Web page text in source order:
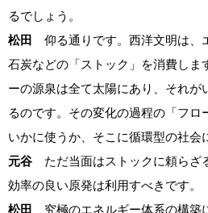
るでしょう。
松田 仰る通りです。西洋文明は、
石炭などの「ストック」を消費しま
ーの源泉は全て太陽にあり、それが
るのです。その変化の過程の「フロ
いかに使うか、そこに循環型の社会
元谷 ただ当面はストックに頼らざ
効率の良い原発は利用すべきです。
松田 究極のエネルギー体系の構築